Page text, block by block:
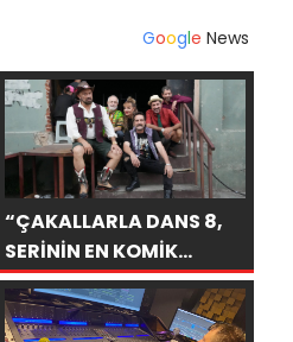
Google News
“ÇAKALLARLA DANS 8,
SERİNİN EN KOMİK
FİLMLERİNDEN BİRİ
OLUYOR”